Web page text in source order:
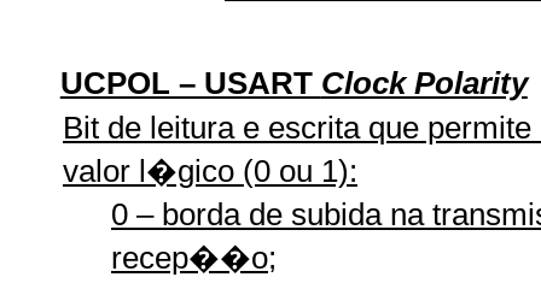
UCPOL – USART Clock Polarity
Bit de leitura e escrita que
valor l�gico (0 ou 1):
0 – borda de subida na
recep��o;